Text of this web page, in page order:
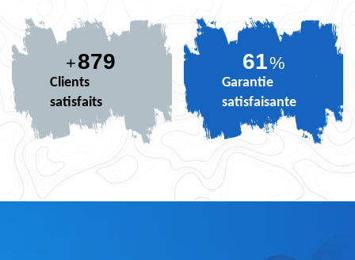
+879
Clients
satisfaits
74%
Garantie
satisfaisante